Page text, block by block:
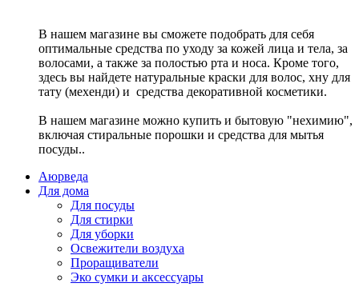
В нашем магазине вы сможете подобрать для себя
оптимальные средства по уходу за кожей лица и тела, за
волосами, а также за полостью рта и носа. Кроме того,
здесь вы найдете натуральные краски для волос, хну для
тату (мехенди) и средства декоративной косметики.
В нашем магазине можно купить и бытовую "нехимию",
включая стиральные порошки и средства для мытья
посуды..
Аюрведа
Для дома
Для посуды
Для стирки
Для уборки
Освежители воздуха
Проращиватели
Эко сумки и аксессуары